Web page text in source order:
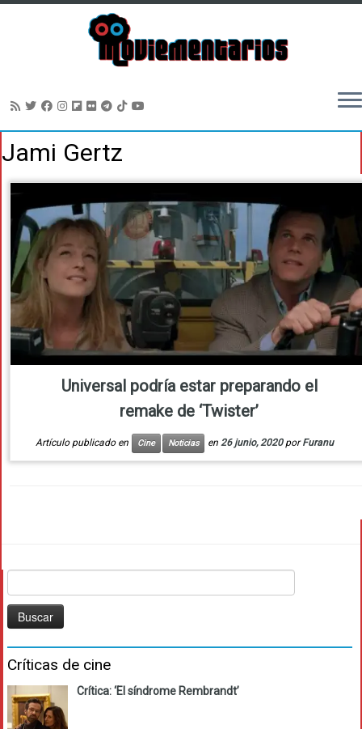
alJami Gertz
Universal podría estar preparando el
remake de ‘Twister’
Artículo publicado en Cine Noticias en 26 junio, 2020 porFuranu
Críticas de cine
Crítica: ‘El síndrome Rembrandt’